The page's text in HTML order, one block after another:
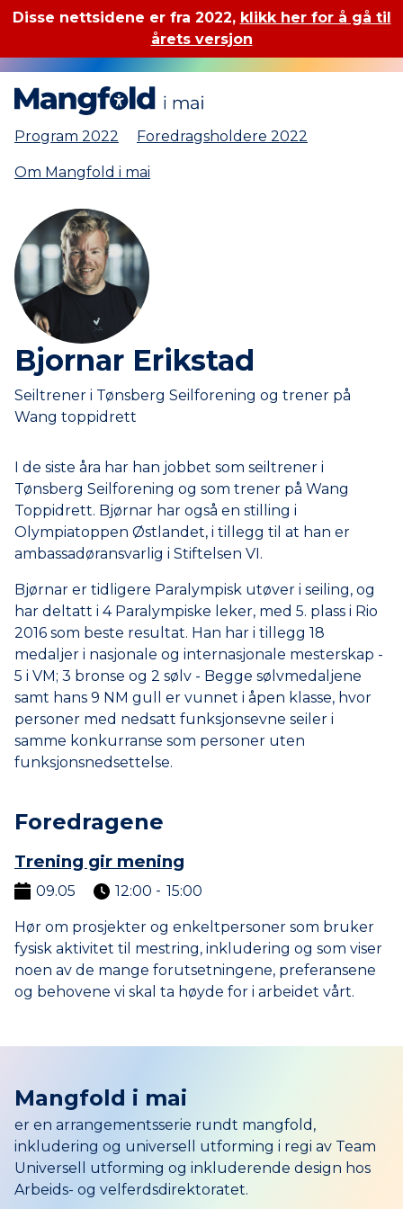
Disse nettsidene er fra 2022, klikk her for å gå til
årets versjon
Program 2022 Foredragsholdere 2022
Om Mangfold i mai
Bjornar Erikstad
Seiltrener i Tønsberg Seilforening og trener på
Wang toppidrett
I de siste åra har han jobbet som seiltrener i
Tønsberg Seilforening og som trener på Wang
Toppidrett. Bjørnar har også en stilling i
Olympiatoppen Østlandet, i tillegg til at han er
ambassadøransvarlig i Stiftelsen VI.
Bjørnar er tidligere Paralympisk utøver i seiling, og
har deltatt i 4 Paralympiske leker, med 5. plass i Rio
2016 som beste resultat. Han har i tillegg 18
medaljer i nasjonale og internasjonale mesterskap -
5 i VM; 3 bronse og 2 sølv - Begge sølvmedaljene
samt hans 9 NM gull er vunnet i åpen klasse, hvor
personer med nedsatt funksjonsevne seiler i
samme konkurranse som personer uten
funksjonsnedsettelse.
Foredragene
Trening gir mening
09.05
12:00
15:00
Hør om prosjekter og enkeltpersoner som bruker
fysisk aktivitet til mestring, inkludering og som viser
noen av de mange forutsetningene, preferansene
og behovene vi skal ta høyde for i arbeidet vårt.
Mangfold i mai
er en arrangementsserie rundt mangfold,
inkludering og universell utforming i regi av Team
Universell utforming og inkluderende design hos
Arbeids- og velferdsdirektoratet.